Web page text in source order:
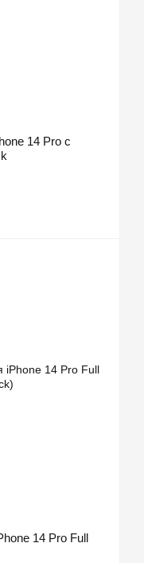
14 Pro c
14 Pro Full